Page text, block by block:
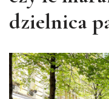
dzielnica